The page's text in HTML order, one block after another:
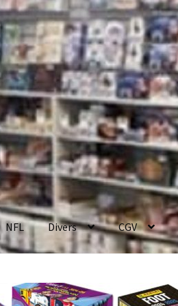
NFL Divers CGV